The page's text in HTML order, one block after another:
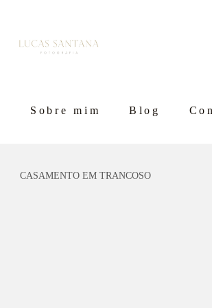
Sobre mim Blog
CASAMENTO EM TRANCOSO